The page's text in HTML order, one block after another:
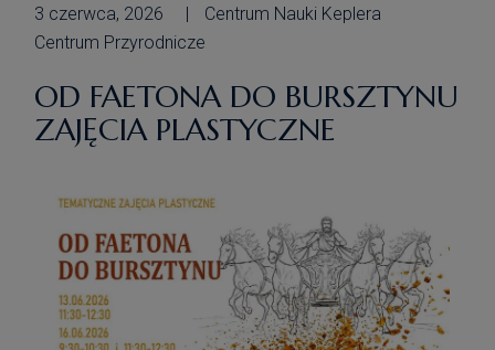
3 czerwca, 2026
Centrum Nauki Keplera
Centrum Przyrodnicze
OD FAETONA DO BURSZTYNU
ZAJĘCIA PLASTYCZNE